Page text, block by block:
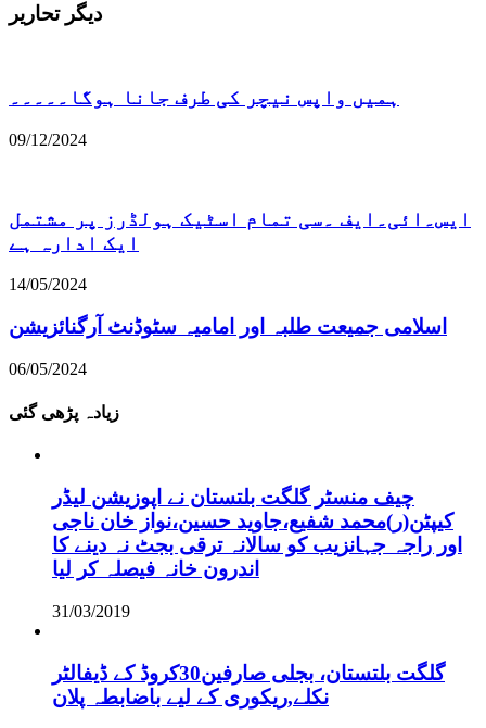
دیگر تحاریر
ہمیں واپس نیچر کی طرف جانا ہوگا۔۔۔۔۔
09/12/2024
ایس۔ائی۔ایف ۔سی تمام اسٹیک ہولڈرز پر مشتمل
ایک ادارہ ہے
14/05/2024
اسلامی جمیعت طلبہ اور امامیہ سٹوڈنٹ آرگنائزیشن
06/05/2024
زیادہ پڑھی گئی
چیف منسٹر گلگت بلتستان نے اپوزیشن لیڈر
کیپٹن(ر)محمد شفیع،جاوید حسین،نواز خان ناجی
اور راجہ جہانزیب کو سالانہ ترقی بجٹ نہ دینے کا
اندرون خانہ فیصلہ کر لیا
31/03/2019
گلگت بلتستان، بجلی صارفین30کروڈ کے ڈیفالٹر
نکلے,ریکوری کے لیے باضابطہ پلان